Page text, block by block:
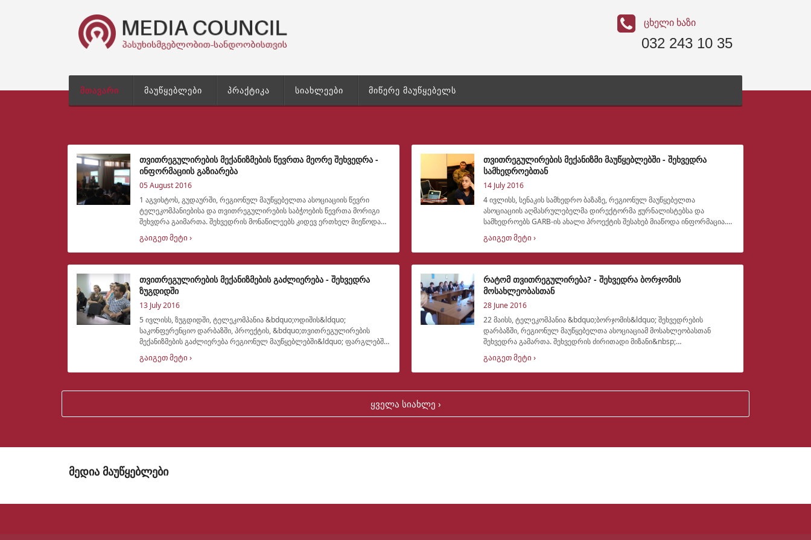
ცხელი ხაზი
032 243 10 35
მთავარი მაუწყებლები პრაქტიკა სიახლეები მიწერე მაუწყებელს
თვითრეგულირების მექანიზმების წევრთა მეორე შეხვედრა -
ინფორმაციის გაზიარება
05 August 2016
1 აგვისტოს, გუდაურში, რეგიონულ მაუწყებელთა ასოციაციის წევრი
ტელეკომპანიებისა და თვითრეგულირების საბჭოების წევრთა მორიგი
შეხვდრა გაიმართა. შეხვედრის მონაწილეებს კიდევ ერთხელ მიეწოდათ
ინფორმაცია თვით
გაიგეთ მეტი ›
თვითრეგულირების მექანიზმი მაუწყებლებში - შეხვედრა
სამხედროებთან
14 July 2016
4 ივლისს, სენაკის სამხედრო ბაზაზე, რეგიონულ მაუწყებელთა
ასოციაციის აღმასრულებელმა დირექტორმა ჟურნალისტებსა და
სამხედროებს GARB-ის ახალი პროექტის შესახებ მიაწოდა ინფორმაცია.
პროექტი, რომელიც DW Akademi
გაიგეთ მეტი ›
თვითრეგულირების მექანიზმების გაძლიერება - შეხვედრა
ზუგდიდში
13 July 2016
5 ივლისს, ზუგდიდში, ტელეკომპანია &bdquo;ოდიშის&ldquo;
საკონფერენციო დარბაზში, პროექტის, &bdquo;თვითრეგულირების
მექანიზმების გაძლიერება რეგიონულ მაუწყებლებში&ldquo; ფარგლებში,
ადგილობრივ მოსახლეობასთან
გაიგეთ მეტი ›
რატომ თვითრეგულირება? - შეხვედრა ბორჯომის
მოსახლეობასთან
28 June 2016
22 მაისს, ტელეკომპანია &bdquo;ბორჯომის&ldquo; შეხვედრების
დარბაზში, რეგიონულ მაუწყებელთა ასოციაციამ მოსახლეობასთან
შეხვედრა გამართა. შეხვედრის ძირითადი მიზანი&nbsp;
ადგილობრივებისათვის ლოკალურ ტელევიზ
გაიგეთ მეტი ›
ყველა სიახლე ›
მედია მაუწყებლები